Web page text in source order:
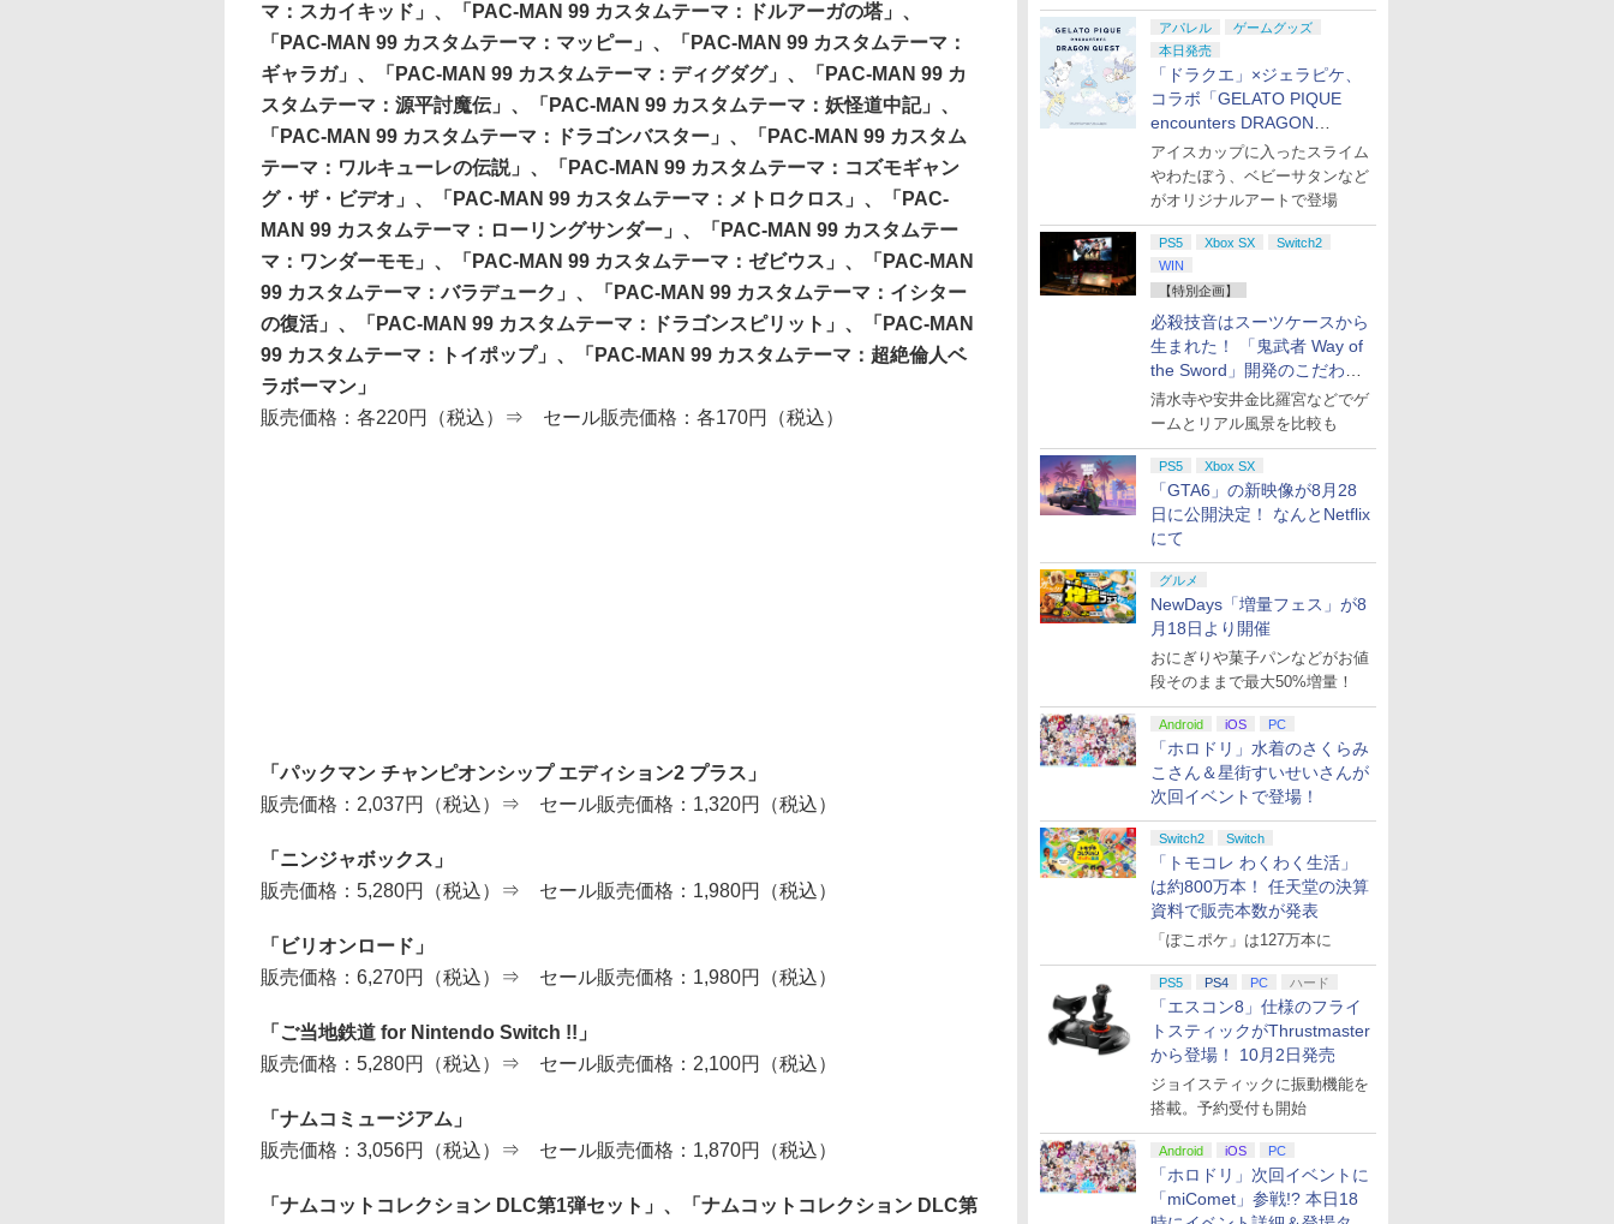
アパレル
ゲームグッズ
本日発売
「ドラクエ」×ジェラピケ、
コラボ「GELATO PIQUE
encounters DRAGON
QUEST」第2弾が本日発売
アイスカップに入ったスライム
やわたぼう、ベビーサタンなど
がオリジナルアートで登場
PS5 Xbox SX
Switch2
WIN
【特別企画】
必殺技音はスーツケースから
生まれた！ 「鬼武者 Way of
the Sword」開発のこだわり
を目撃！
清水寺や安井金比羅宮などでゲ
ームとリアル風景を比較も
PS5 Xbox SX
「GTA6」の新映像が8月28
日に公開決定！ なんとNetflix
にて
グルメ
NewDays「増量フェス」が8
月18日より開催
おにぎりや菓子パンなどがお値
段そのままで最大50%増量！
Android iOS PC
「ホロドリ」水着のさくらみ
こさん＆星街すいせいさんが
次回イベントで登場！
Switch2 Switch
「トモコレ わくわく生活」
は約800万本！ 任天堂の決算
資料で販売本数が発表
「ぽこポケ」は127万本に
PS5 PS4 PC ハード
「エスコン8」仕様のフライ
トスティックがThrustmaster
から登場！ 10月2日発売
ジョイスティックに振動機能を
搭載。予約受付も開始
Android iOS PC
「ホロドリ」次回イベントに
「miComet」参戦!? 本日18
マ：スカイキッド」、「PAC-MAN 99 カスタムテーマ：ドルアーガの塔」、
「PAC-MAN 99 カスタムテーマ：マッピー」、「PAC-MAN 99 カスタムテーマ：
ギャラガ」、「PAC-MAN 99 カスタムテーマ：ディグダグ」、「PAC-MAN 99 カ
スタムテーマ：源平討魔伝」、「PAC-MAN 99 カスタムテーマ：妖怪道中記」、
「PAC-MAN 99 カスタムテーマ：ドラゴンバスター」、「PAC-MAN 99 カスタム
テーマ：ワルキューレの伝説」、「PAC-MAN 99 カスタムテーマ：コズモギャン
グ・ザ・ビデオ」、「PAC-MAN 99 カスタムテーマ：メトロクロス」、「PAC-
MAN 99 カスタムテーマ：ローリングサンダー」、「PAC-MAN 99 カスタムテー
マ：ワンダーモモ」、「PAC-MAN 99 カスタムテーマ：ゼビウス」、「PAC-MAN
99 カスタムテーマ：バラデューク」、「PAC-MAN 99 カスタムテーマ：イシター
の復活」、「PAC-MAN 99 カスタムテーマ：ドラゴンスピリット」、「PAC-MAN
99 カスタムテーマ：トイポップ」、「PAC-MAN 99 カスタムテーマ：超絶倫人ベ
ラボーマン」
販売価格：各220円（税込）⇒ セール販売価格：各170円（税込）
「パックマン チャンピオンシップ エディション2 プラス」
販売価格：2,037円（税込）⇒ セール販売価格：1,320円（税込）
「ニンジャボックス」
販売価格：5,280円（税込）⇒ セール販売価格：1,980円（税込）
「ビリオンロード」
販売価格：6,270円（税込）⇒ セール販売価格：1,980円（税込）
「ご当地鉄道 for Nintendo Switch !!」
販売価格：5,280円（税込）⇒ セール販売価格：2,100円（税込）
「ナムコミュージアム」
販売価格：3,056円（税込）⇒ セール販売価格：1,870円（税込）
「ナムコットコレクション DLC第1弾セット」、「ナムコットコレクション DLC第